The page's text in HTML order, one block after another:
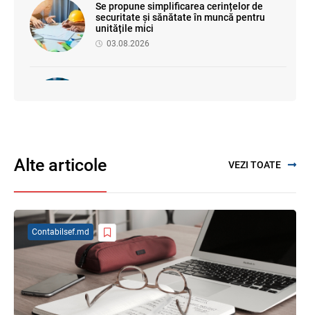
Se propune simplificarea cerințelor de
securitate și sănătate în muncă pentru
unitățile mici
03.08.2026
Se propune modificarea Legii auditului —
SFS a anunțat programul de seminare
pentru luna august 2026
03.08.2026
Alte articole VEZI TOATE
Contabilsef.md